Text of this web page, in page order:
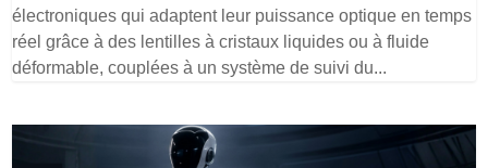
électroniques qui adaptent leur puissance optique en temps
réel grâce à des lentilles à cristaux liquides ou à fluide
déformable, couplées à un système de suivi du...